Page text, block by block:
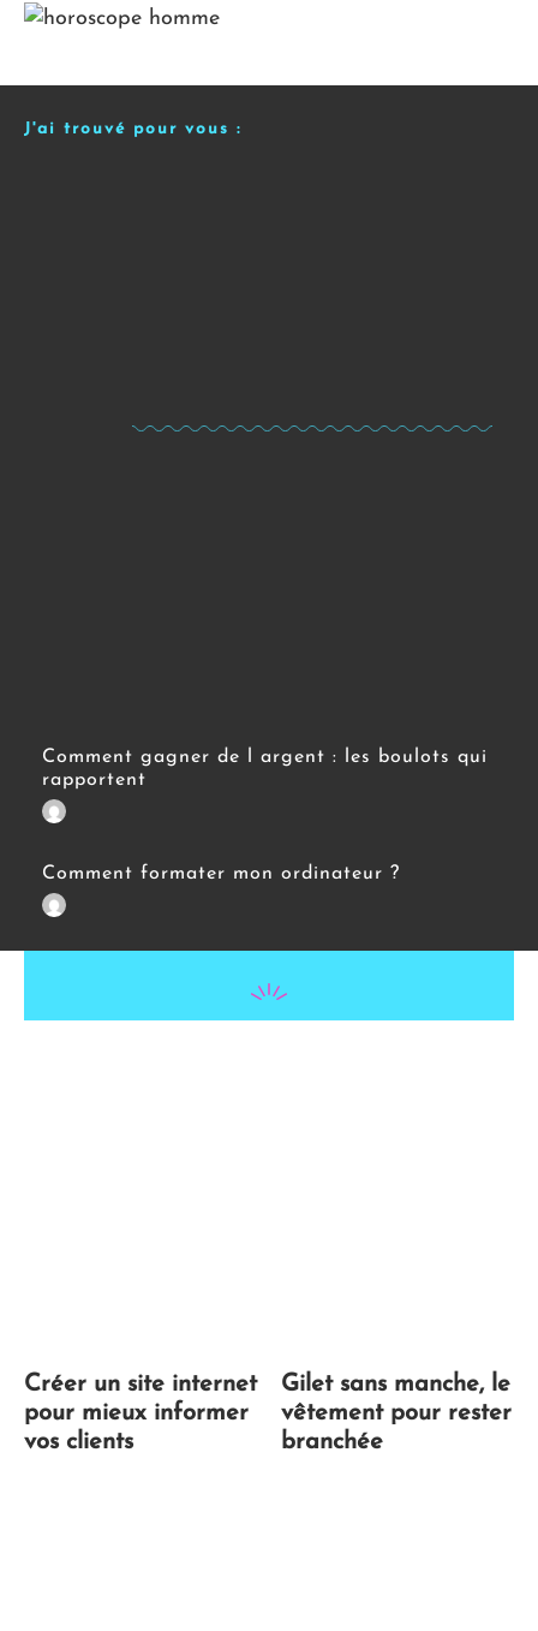
J'ai trouvé pour vous :
Comment gagner de l argent : les boulots qui
rapportent
Comment formater mon ordinateur ?
Créer un site internet
pour mieux informer
vos clients
Gilet sans manche, le
vêtement pour rester
branchée